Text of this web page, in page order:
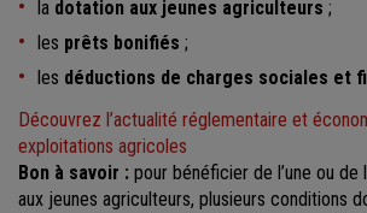
la dotation aux jeunes agriculteurs ;
les prêts bonifiés ;
les déductions de charges sociales et
Découvrez l’actualité réglementaire et
exploitations agricoles
Bon à savoir : pour bénéficier de l’une ou
aux jeunes agriculteurs, plusieurs conditions